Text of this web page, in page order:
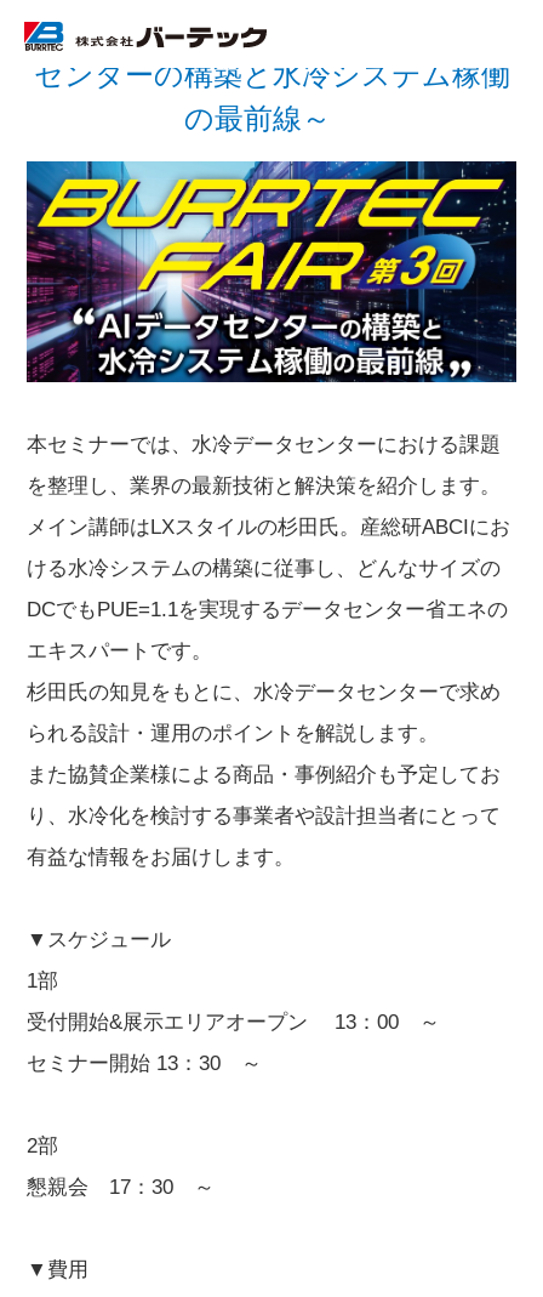
第3回 バーテックフェア～AIデータ
センターの構築と水冷システム稼働
の最前線～
本セミナーでは、水冷データセンターにおける課題
を整理し、業界の最新技術と解決策を紹介します。
メイン講師はLXスタイルの杉田氏。産総研ABCIにお
ける水冷システムの構築に従事し、どんなサイズの
DCでもPUE=1.1を実現するデータセンター省エネの
エキスパートです。
杉田氏の知見をもとに、水冷データセンターで求め
られる設計・運用のポイントを解説します。
また協賛企業様による商品・事例紹介も予定してお
り、水冷化を検討する事業者や設計担当者にとって
有益な情報をお届けします。
▼スケジュール
1部
受付開始&展示エリアオープン 13：00 ～
セミナー開始 13：30 ～
2部
懇親会 17：30 ～
▼費用